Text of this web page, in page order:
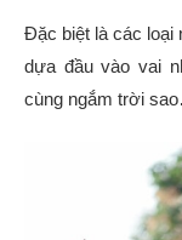
Đặc biệt là các loại
dựa đầu vào vai
cùng ngắm trời